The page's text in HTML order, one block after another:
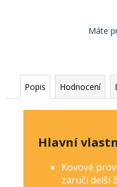
Máte
Popis Hodnocení
Hlavní
Kovové
zaručí delší